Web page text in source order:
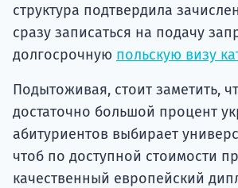
структура подтвердила
сразу записаться на подачу
долгосрочную польскую визу
Подытоживая, стоит заметить,
достаточно большой процент
абитуриентов выбирает
чтоб по доступной стоимости
качественный европейский